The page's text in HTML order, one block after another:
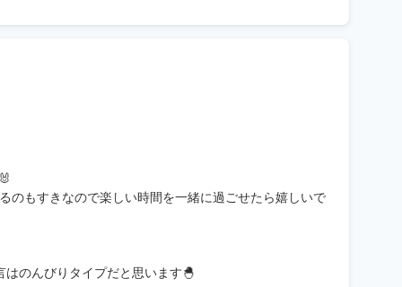
のもすきなので楽しい時間を一緒に過ごせたら嬉しいで
はのんびりタイプだと思います🐣